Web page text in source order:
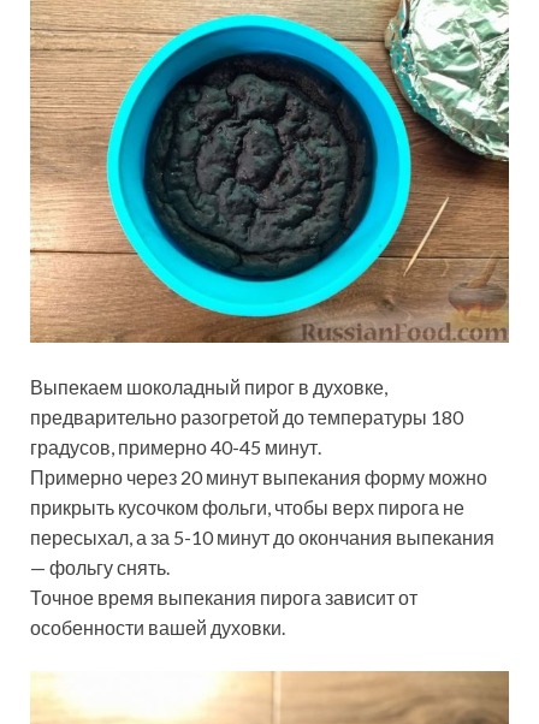
Выпекаем шоколадный пирог в духовке,
предварительно разогретой до температуры 180
градусов, примерно 40-45 минут.
Примерно через 20 минут выпекания форму можно
прикрыть кусочком фольги, чтобы верх пирога не
пересыхал, а за 5-10 минут до окончания выпекания
— фольгу снять.
Точное время выпекания пирога зависит от
особенности вашей духовки.